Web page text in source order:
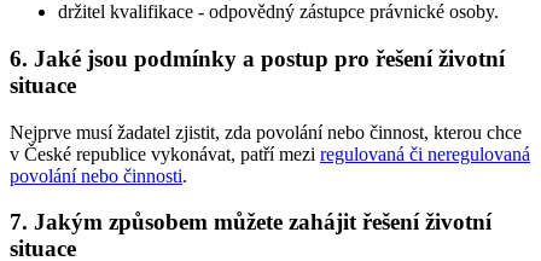
držitel kvalifikace - odpovědný zástupce právnické osoby.
6. Jaké jsou podmínky a postup pro řešení životní
situace
Nejprve musí žadatel zjistit, zda povolání nebo činnost, kterou chce
v České republice vykonávat, patří mezi regulovaná či neregulovaná
povolání nebo činnosti.
7. Jakým způsobem můžete zahájit řešení životní
situace